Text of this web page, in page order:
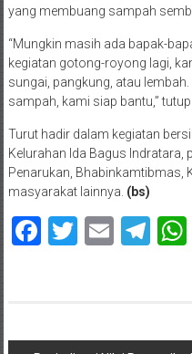
yang membuang sampah
“Mungkin masih ada bapak-
kegiatan gotong-royong lagi,
sungai, pangkung, atau
sampah, kami siap bantu,” tutup
Turut hadir dalam kegiatan
Kelurahan Ida Bagus Indratara,
Penarukan, Bhabinkamtibmas,
masyarakat lainnya. (bs)
Facebook
Twitter
Email